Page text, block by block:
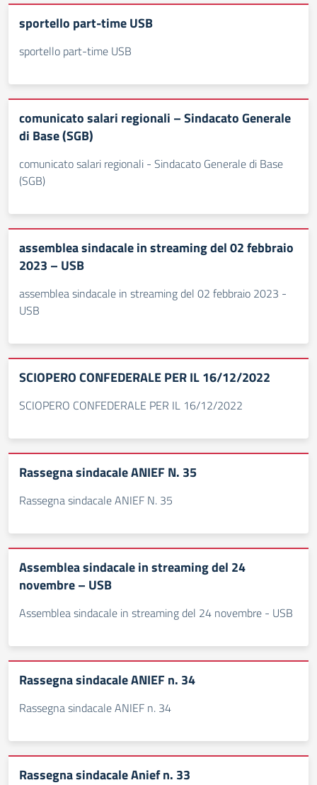
sportello part-time USB
sportello part-time USB
comunicato salari regionali – Sindacato Generale
di Base (SGB)
comunicato salari regionali - Sindacato Generale di Base
(SGB)
assemblea sindacale in streaming del 02 febbraio
2023 – USB
assemblea sindacale in streaming del 02 febbraio 2023 -
USB
SCIOPERO CONFEDERALE PER IL 16/12/2022
SCIOPERO CONFEDERALE PER IL 16/12/2022
Rassegna sindacale ANIEF N. 35
Rassegna sindacale ANIEF N. 35
Assemblea sindacale in streaming del 24
novembre – USB
Assemblea sindacale in streaming del 24 novembre - USB
Rassegna sindacale ANIEF n. 34
Rassegna sindacale ANIEF n. 34
Rassegna sindacale Anief n. 33